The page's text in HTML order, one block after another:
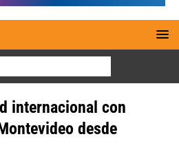
internacional con
desde